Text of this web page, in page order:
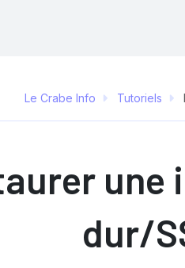
Le Crabe Info Tutoriels
une
dur/